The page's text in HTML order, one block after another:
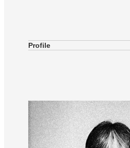
Profile